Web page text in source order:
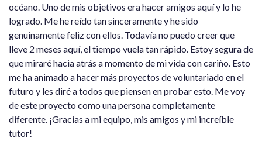
océano. Uno de mis objetivos era hacer amigos aquí y lo he
logrado. Me he reído tan sinceramente y he sido
genuinamente feliz con ellos. Todavía no puedo creer que
lleve 2 meses aquí, el tiempo vuela tan rápido. Estoy segura de
que miraré hacia atrás a momento de mi vida con cariño. Esto
me ha animado a hacer más proyectos de voluntariado en el
futuro y les diré a todos que piensen en probar esto. Me voy
de este proyecto como una persona completamente
diferente. ¡Gracias a mi equipo, mis amigos y mi increíble
tutor!